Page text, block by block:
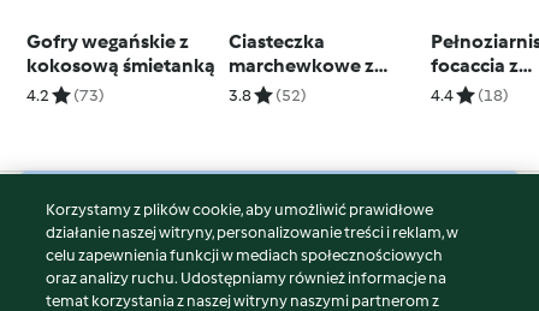
Gofry wegańskie z
kokosową śmietanką
4.2 (73)
Ciasteczka
marchewkowe z
komosą ryżową
3.8 (52)
focaccia z
4.4 (18)
© Copyright 2026
Warunki korzystania
Polityka prywatności
Korzystamy z plików cookie, aby umożliwić prawidłowe
działanie naszej witryny, personalizowanie treści i reklam, w
celu zapewnienia funkcji w mediach społecznościowych
oraz analizy ruchu. Udostępniamy również informacje na
temat korzystania z naszej witryny naszymi partnerom z